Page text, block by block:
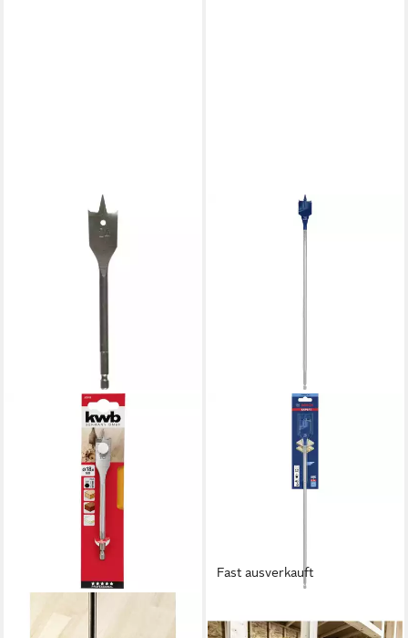
Holzbohrer Flachfräsbohrer,
Fast ausverkauft
Holzbohrer Flachfräsbohrer,